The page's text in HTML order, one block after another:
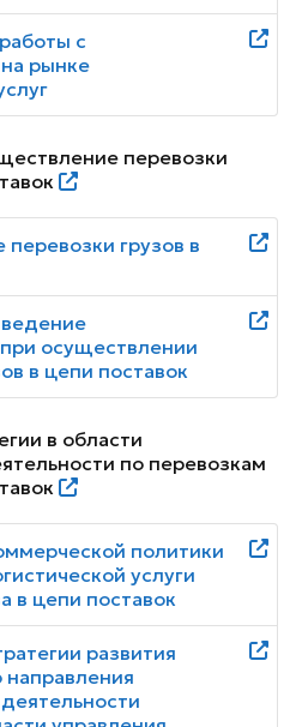
с
рынке
перевозки
грузов в
осуществлении
в цепи поставок
в области
по перевозкам
политики
услуги
в цепи поставок
развития